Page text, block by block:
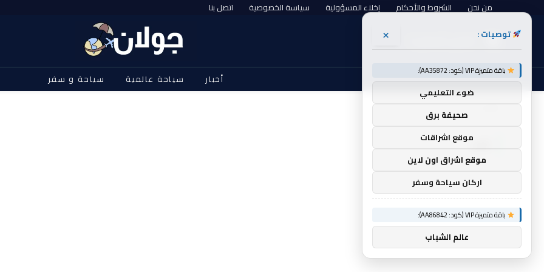
من نحن الشروط والأحكام إخلاء المسؤولية سياسة الخصوصية اتصل بنا
أخبار سياحة عالمية سياحة و سفر
لأنه
توصيات : ×
باقة متميزة VIP (كود: AA35872):
ضوء التعليمي
صحيفة برق
موقع اشراقات
موقع اشراق اون لاين
اركان سياحة وسفر
باقة متميزة VIP (كود: AA86842):
عالم الشباب